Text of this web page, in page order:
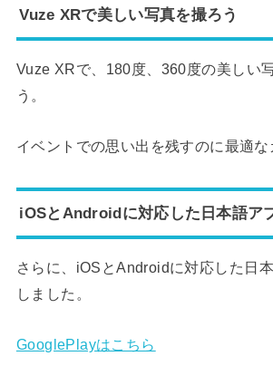
Vuze XRで美しい写真を撮ろう
Vuze XRで、180度、360度の美しい
う。
イベントでの思い出を残すのに最適な
iOSとAndroidに対応した日本語ア
さらに、iOSとAndroidに対応した日
しました。
GooglePlayはこちら